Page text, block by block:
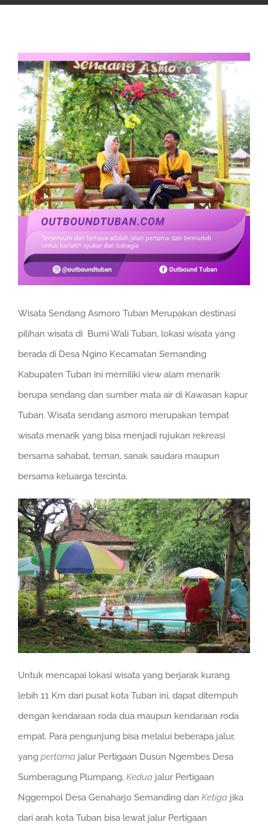
View
Larger
Image
Wisata Sendang Asmoro Tuban Merupakan destinasi
pilihan wisata di Bumi Wali Tuban, lokasi wisata yang
berada di Desa Ngino Kecamatan Semanding
Kabupaten Tuban ini memiliki view alam menarik
berupa sendang dan sumber mata air di Kawasan kapur
Tuban. Wisata sendang asmoro merupakan tempat
wisata menarik yang bisa menjadi rujukan rekreasi
bersama sahabat, teman, sanak saudara maupun
bersama keluarga tercinta.
Untuk mencapai lokasi wisata yang berjarak kurang
lebih 11 Km dari pusat kota Tuban ini, dapat ditempuh
dengan kendaraan roda dua maupun kendaraan roda
empat. Para pengunjung bisa melalui beberapa jalur,
yang pertama jalur Pertigaan Dusun Ngembes Desa
Sumberagung Plumpang, Kedua jalur Pertigaan
Nggempol Desa Genaharjo Semanding dan Ketiga jika
dari arah kota Tuban bisa lewat jalur Pertigaan